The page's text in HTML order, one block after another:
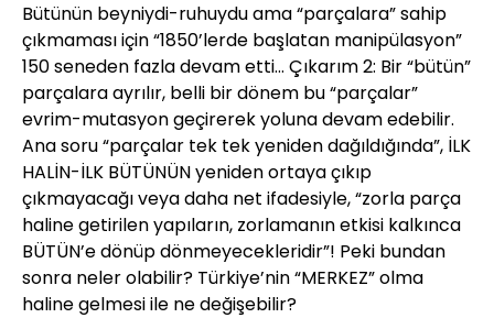
Bütünün beyniydi-ruhuydu ama “parçalara” sahip
çıkmaması için “1850’lerde başlatan manipülasyon”
150 seneden fazla devam etti... Çıkarım 2: Bir “bütün”
parçalara ayrılır, belli bir dönem bu “parçalar”
evrim-mutasyon geçirerek yoluna devam edebilir.
Ana soru “parçalar tek tek yeniden dağıldığında”, İLK
HALİN-İLK BÜTÜNÜN yeniden ortaya çıkıp
çıkmayacağı veya daha net ifadesiyle, “zorla parça
haline getirilen yapıların, zorlamanın etkisi kalkınca
BÜTÜN’e dönüp dönmeyecekleridir”! Peki bundan
sonra neler olabilir? Türkiye’nin “MERKEZ” olma
haline gelmesi ile ne değişebilir?